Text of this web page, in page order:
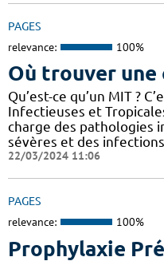
PAGES
relevance: 100%
Où trouver une
Qu’est-ce qu’un MIT ?
Infectieuses et
charge des pathologies
sévères et des
22/03/2024 11:06
PAGES
relevance: 100%
Prophylaxie